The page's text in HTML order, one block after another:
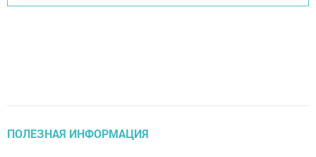
ПОЛЕЗНАЯ ИНФОРМАЦИЯ